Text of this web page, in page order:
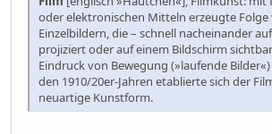
oder elektronischen Mitteln erzeugte Folge
Einzelbildern, die – schnell nacheinander
projiziert oder auf einem Bildschirm
Eindruck von Bewegung (»laufende
den 1910/20er-Jahren etablierte sich der
neuartige Kunstform.